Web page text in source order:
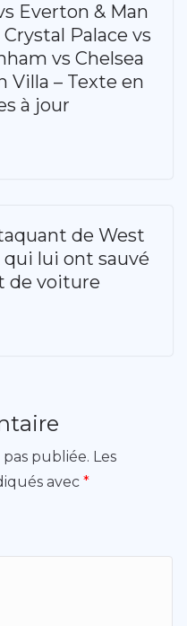
Everton & Man
Palace vs
vs Chelsea
Villa – Texte en
à jour
de West
lui ont sauvé
de voiture
pas publiée. Les
avec *